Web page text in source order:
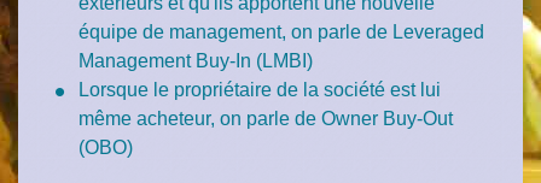
équipe de management, on parle de Leveraged
Management Buy-In (LMBI)
Lorsque le propriétaire de la société est lui
même acheteur, on parle de Owner Buy-Out
(OBO)